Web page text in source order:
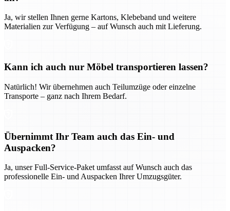
Ja, wir stellen Ihnen gerne Kartons, Klebeband und weitere
Materialien zur Verfügung – auf Wunsch auch mit Lieferung.
Kann ich auch nur Möbel transportieren lassen?
Natürlich! Wir übernehmen auch Teilumzüge oder einzelne
Transporte – ganz nach Ihrem Bedarf.
Übernimmt Ihr Team auch das Ein- und
Auspacken?
Ja, unser Full-Service-Paket umfasst auf Wunsch auch das
professionelle Ein- und Auspacken Ihrer Umzugsgüter.